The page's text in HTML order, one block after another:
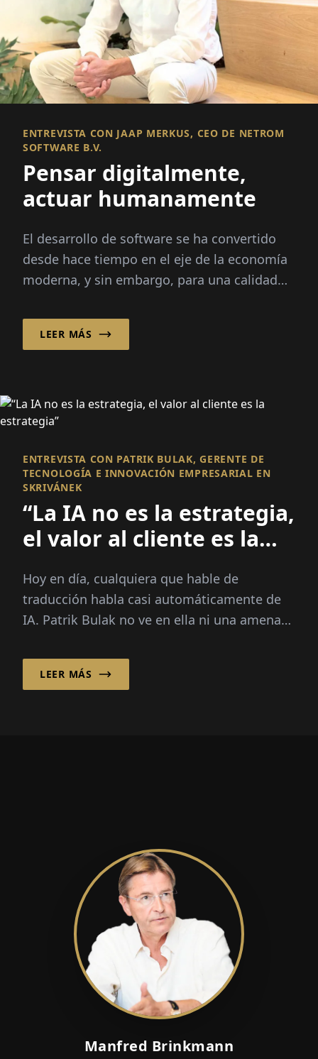
ENTREVISTA CON JAAP MERKUS, CEO DE NETROM
SOFTWARE B.V.
Pensar digitalmente,
actuar humanamente
El desarrollo de software se ha convertido
desde hace tiempo en el eje de la economía
moderna, y sin embargo, para una calidad
necesitan personas...
LEER MÁS
ENTREVISTA CON PATRIK BULAK, GERENTE DE
TECNOLOGÍA E INNOVACIÓN EMPRESARIAL EN
SKRIVÁNEK
“La IA no es la estrategia,
el valor al cliente es la
Hoy en día, cualquiera que hable de
traducción habla casi automáticamente de
IA. Patrik Bulak no ve en ella ni una amenaza
LEER MÁS
Manfred Brinkmann